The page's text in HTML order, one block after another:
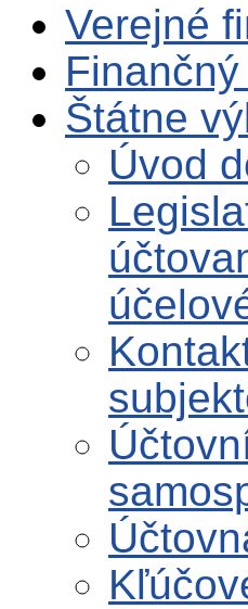
Verejné
Štátne
Úvod